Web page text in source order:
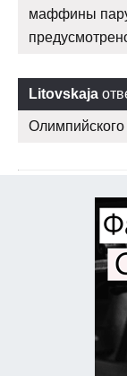
маффины
Litovskaja
Олимпийского